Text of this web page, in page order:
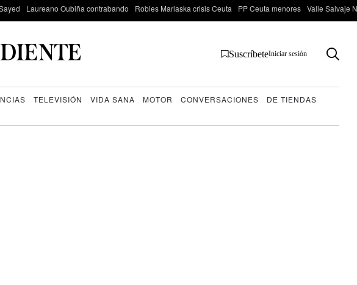
Laureano Oubiña contrabando Robles Marlaska crisis Ceuta PP Ceuta menores Valle Salvaje
SuscríbeteIniciar sesión
TELEVISIÓN VIDA SANA MOTOR CONVERSACIONES
DE TIENDAS